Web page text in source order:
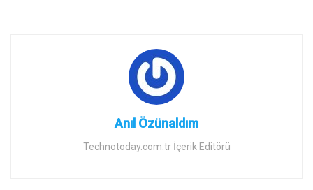
Anıl Özünaldım
Technotoday.com.tr İçerik Editörü